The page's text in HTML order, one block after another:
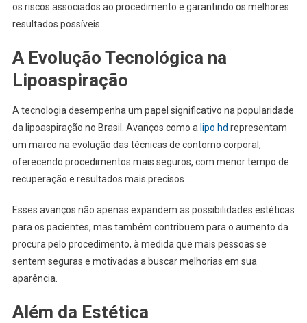
os riscos associados ao procedimento e garantindo os melhores
resultados possíveis.
A Evolução Tecnológica na
Lipoaspiração
A tecnologia desempenha um papel significativo na popularidade
da lipoaspiração no Brasil. Avanços como a lipo hd representam
um marco na evolução das técnicas de contorno corporal,
oferecendo procedimentos mais seguros, com menor tempo de
recuperação e resultados mais precisos.
Esses avanços não apenas expandem as possibilidades estéticas
para os pacientes, mas também contribuem para o aumento da
procura pelo procedimento, à medida que mais pessoas se
sentem seguras e motivadas a buscar melhorias em sua
aparência.
Além da Estética